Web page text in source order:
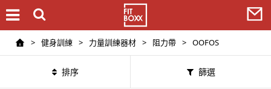
> 健身訓練 > 力量訓練器材 > 阻力帶 > OOFOS
排序 篩選